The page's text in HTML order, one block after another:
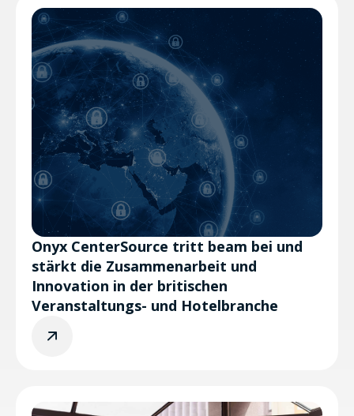
Onyx CenterSource tritt beam bei und
stärkt die Zusammenarbeit und
Innovation in der britischen
Veranstaltungs- und Hotelbranche